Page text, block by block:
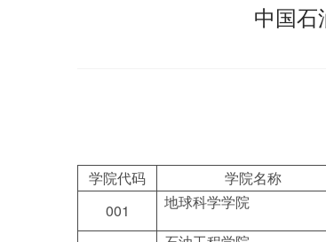
中国石
学院代码 学院名称
001
地球科学学院